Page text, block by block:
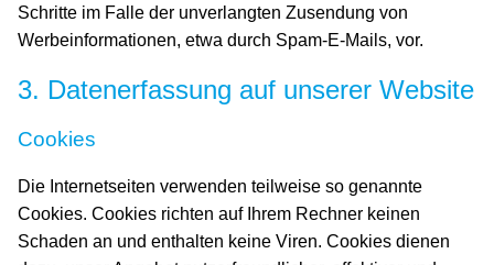
Schritte im Falle der unverlangten Zusendung von
Werbeinformationen, etwa durch Spam-E-Mails, vor.
3. Datenerfassung auf unserer Website
Cookies
Die Internetseiten verwenden teilweise so genannte
Cookies. Cookies richten auf Ihrem Rechner keinen
Schaden an und enthalten keine Viren. Cookies dienen